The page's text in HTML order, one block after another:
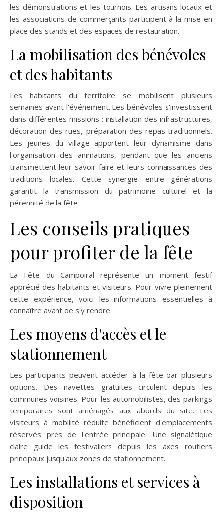
les démonstrations et les tournois. Les artisans locaux et
les associations de commerçants participent à la mise en
place des stands et des espaces de restauration.
La mobilisation des bénévoles
et des habitants
Les habitants du territoire se mobilisent plusieurs
semaines avant l'événement. Les bénévoles s'investissent
dans différentes missions : installation des infrastructures,
décoration des rues, préparation des repas traditionnels.
Les jeunes du village apportent leur dynamisme dans
l'organisation des animations, pendant que les anciens
transmettent leur savoir-faire et leurs connaissances des
traditions locales. Cette synergie entre générations
garantit la transmission du patrimoine culturel et la
pérennité de la fête.
Les conseils pratiques
pour profiter de la fête
La Fête du Campoiral représente un moment festif
apprécié des habitants et visiteurs. Pour vivre pleinement
cette expérience, voici les informations essentielles à
connaître avant de s'y rendre.
Les moyens d'accès et le
stationnement
Les participants peuvent accéder à la fête par plusieurs
options. Des navettes gratuites circulent depuis les
communes voisines. Pour les automobilistes, des parkings
temporaires sont aménagés aux abords du site. Les
visiteurs à mobilité réduite bénéficient d'emplacements
réservés près de l'entrée principale. Une signalétique
claire guide les festivaliers depuis les axes routiers
principaux jusqu'aux zones de stationnement.
Les installations et services à
disposition